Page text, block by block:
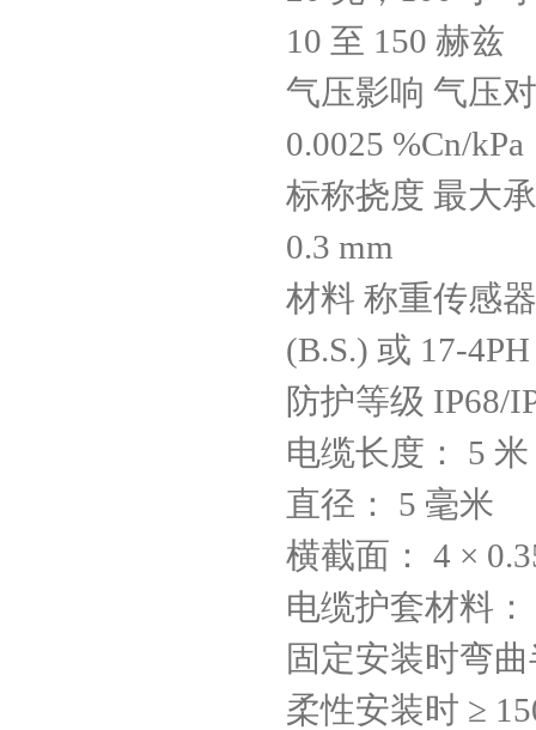
10 至 150 赫兹
气压影响 气压
0.0025 %Cn/kPa
标称挠度 最大
0.3 mm
材料 称重传感
(B.S.) 或 17-4PH
防护等级 IP68/
电缆长度： 5 米
直径： 5 毫米
横截面： 4 ×
电缆护套材料：
固定安装时弯
柔性安装时 ≥